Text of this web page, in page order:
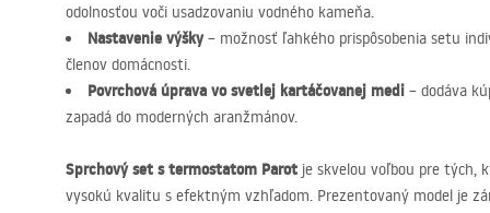
odolnosťou voči usadzovaniu vodného kameňa.
Nastavenie výšky– možnosť ľahkého prispôsobenia setu
členov domácnosti.
Povrchová úprava vo svetlej kartáčovanej medi – dodáva
zapadá do moderných aranžmánov.
Sprchový set s termostatom Parot je skvelou voľbou pre tých,
vysokú kvalitu s efektným vzhľadom. Prezentovaný model je